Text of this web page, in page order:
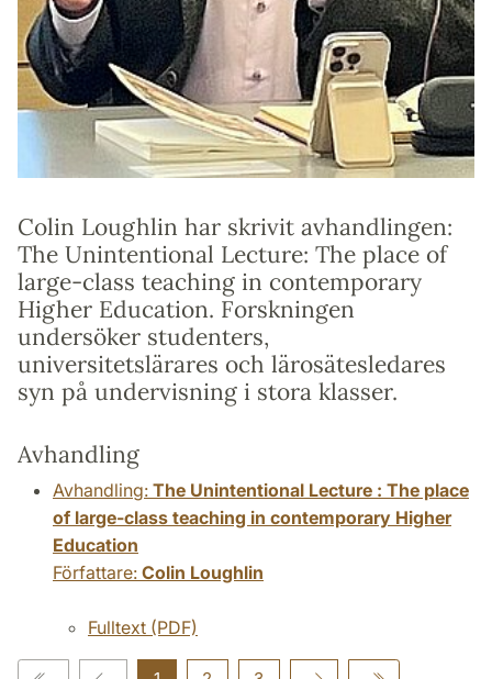
Colin Loughlin har skrivit avhandlingen:
The Unintentional Lecture: The place of
large-class teaching in contemporary
Higher Education. Forskningen
undersöker studenters,
universitetslärares och lärosätesledares
syn på undervisning i stora klasser.
Avhandling
Avhandling: The Unintentional Lecture : The place
of large-class teaching in contemporary Higher
Education
Författare: Colin Loughlin
Fulltext (PDF)